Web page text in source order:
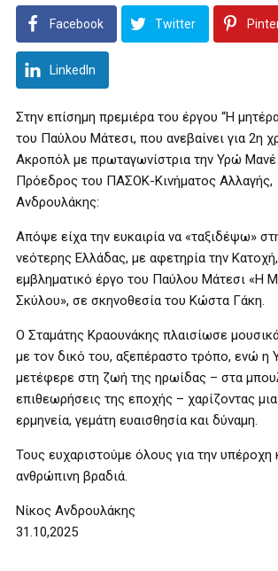
Facebook Twitter
LinkedIn
Στην επίσημη πρεμιέρα του έργου “Η
του Παύλου Μάτεσι, που ανεβαίνει για 2η
Ακροπόλ με πρωταγωνίστρια την Υρώ
Πρόεδρος του ΠΑΣΟΚ-Κινήματος Αλλαγής,
Ανδρουλάκης:
Απόψε είχα την ευκαιρία να «ταξιδέψω»
νεότερης Ελλάδας, με αφετηρία την
εμβληματικό έργο του Παύλου Μάτεσι «Η
Σκύλου», σε σκηνοθεσία του Κώστα Γάκη.
Ο Σταμάτης Κραουνάκης πλαισίωσε
με τον δικό του, αξεπέραστο τρόπο, ενώ η
μετέφερε στη ζωή της ηρωίδας – στα
επιθεωρήσεις της εποχής – χαρίζοντας
ερμηνεία, γεμάτη ευαισθησία και δύναμη.
Τους ευχαριστούμε όλους για την υπέροχη
ανθρώπινη βραδιά.
Νίκος Ανδρουλάκης
31.10,2025